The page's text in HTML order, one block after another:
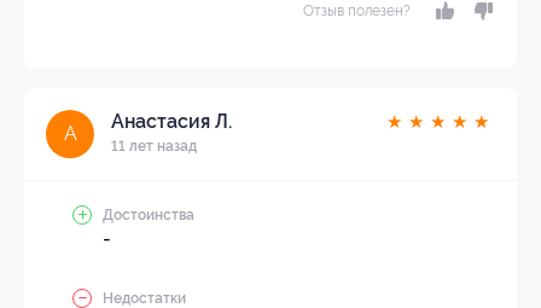
Отзыв полезен?
А
Анастасия Л.
11 лет назад
★ ★ ★ ★ ★
Достоинства
-
Недостатки